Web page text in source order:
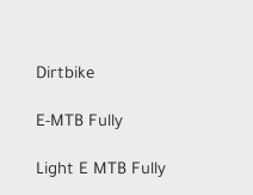
Dirtbike
E-MTB Fully
Light E MTB Fully